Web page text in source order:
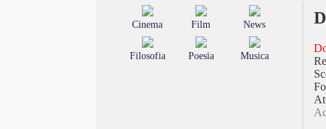
Cinema Film News
Filosofia Poesia Musica